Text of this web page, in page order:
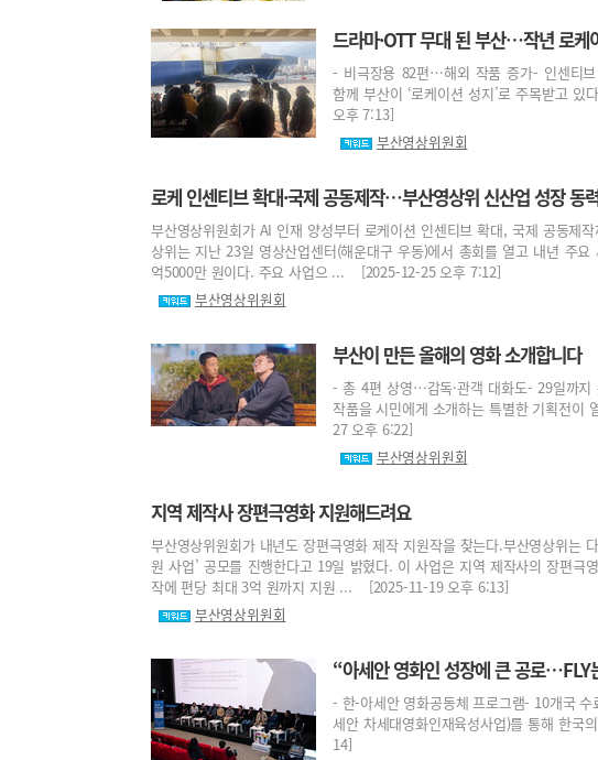
드라마·OTT 무대 된 부산…작년 로케
- 비극장용 82편…해외 작품 증가- 인센티
함께 부산이 ‘로케이션 성지’로 주목받고
오후 7:13]
부산영상위원회
로케 인센티브 확대·국제 공동제작…부산영상위 신산업 성장 동
부산영상위원회가 AI 인재 양성부터 로케이션 인센티브 확대, 국제 공동제
상위는 지난 23일 영상산업센터(해운대구 우동)에서 총회를 열고 내년 주
억5000만 원이다. 주요 사업으 ... [2025-12-25 오후 7:12]
부산영상위원회
부산이 만든 올해의 영화 소개합니다
- 총 4편 상영…감독·관객 대화도- 29일까지
작품을 시민에게 소개하는 특별한 기획전
27 오후 6:22]
부산영상위원회
지역 제작사 장편극영화 지원해드려요
부산영상위원회가 내년도 장편극영화 제작 지원작을 찾는다.부산영상위는
원 사업’ 공모를 진행한다고 19일 밝혔다. 이 사업은 지역 제작사의 장편
작에 편당 최대 3억 원까지 지원 ... [2025-11-19 오후 6:13]
부산영상위원회
“아세안 영화인 성장에 큰 공로…FLY
- 한-아세안 영화공동체 프로그램- 10개국 수
세안 차세대영화인재육성사업)를 통해 한
14]